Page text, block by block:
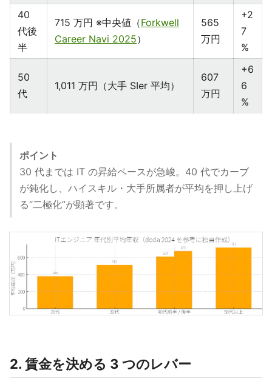
40
代後
半
715 万円 ※中央値（Forkwell
Career Navi 2025）
565
万円
+2
7
%
50
代
1,011 万円（大手 SIer 平均）
607
万円
+6
6
%
ポイント
30 代までは IT の昇給ペースが急峻。40 代でカーブ
が鈍化し、ハイスキル・大手所属者が平均を押し上げ
る“二極化”が顕著です。
2. 賃金を決める 3 つのレバー